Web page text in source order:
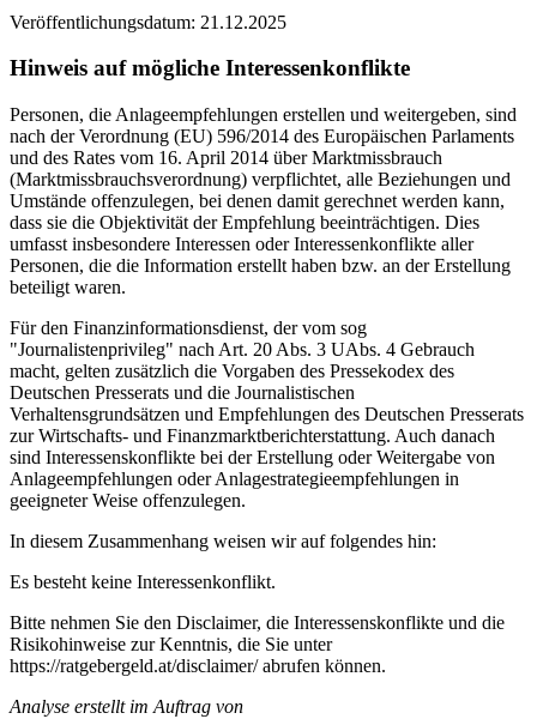
Veröffentlichungsdatum: 21.12.2025
Hinweis auf mögliche Interessenkonflikte
Personen, die Anlageempfehlungen erstellen und weitergeben, sind
nach der Verordnung (EU) 596/2014 des Europäischen Parlaments
und des Rates vom 16. April 2014 über Marktmissbrauch
(Marktmissbrauchsverordnung) verpflichtet, alle Beziehungen und
Umstände offenzulegen, bei denen damit gerechnet werden kann,
dass sie die Objektivität der Empfehlung beeinträchtigen. Dies
umfasst insbesondere Interessen oder Interessenkonflikte aller
Personen, die die Information erstellt haben bzw. an der Erstellung
beteiligt waren.
Für den Finanzinformationsdienst, der vom sog
"Journalistenprivileg" nach Art. 20 Abs. 3 UAbs. 4 Gebrauch
macht, gelten zusätzlich die Vorgaben des Pressekodex des
Deutschen Presserats und die Journalistischen
Verhaltensgrundsätzen und Empfehlungen des Deutschen Presserats
zur Wirtschafts- und Finanzmarktberichterstattung. Auch danach
sind Interessenskonflikte bei der Erstellung oder Weitergabe von
Anlageempfehlungen oder Anlagestrategieempfehlungen in
geeigneter Weise offenzulegen.
In diesem Zusammenhang weisen wir auf folgendes hin:
Es besteht keine Interessenkonflikt.
Bitte nehmen Sie den Disclaimer, die Interessenskonflikte und die
Risikohinweise zur Kenntnis, die Sie unter
https://ratgebergeld.at/disclaimer/ abrufen können.
Analyse erstellt im Auftrag von